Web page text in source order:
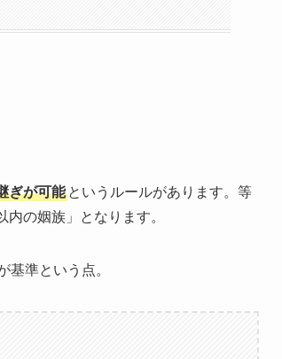
ぎが可能 というルールがあります。等
の姻族」となります。
基準という点。